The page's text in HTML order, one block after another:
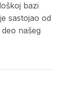
bazi
sastojao od
našeg